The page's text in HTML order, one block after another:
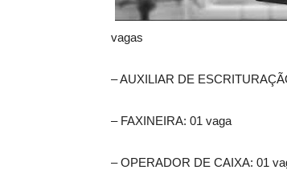
vagas
– AUXILIAR DE
– FAXINEIRA: 01 vaga
– OPERADOR DE CAIXA: 01